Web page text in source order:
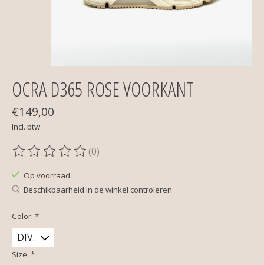
OCRA D365 ROSE VOORKANT
€149,00
Incl. btw
De beoordeling van dit product is
(0)
Op voorraad
Beschikbaarheid in de winkel controleren
Color: *
Size: *